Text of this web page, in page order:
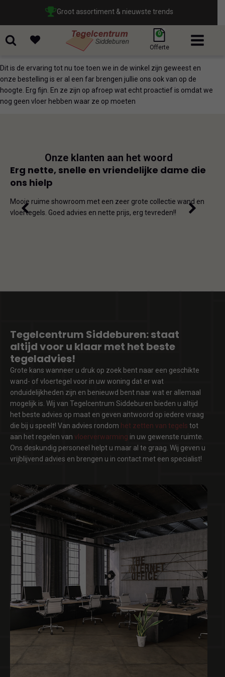
Groot assortiment & nieuwste trends
0
Offerte
Dit is de ervaring tot nu toe toen we in de winkel zijn geweest en
onze bestelling is er al een far brengen jullie ons ook van op de
hoogte. Erg fijn. En ze zijn op afroep wat echt proactief is omdat we
nog geen vloer hebben waar ze op moeten
Onze klanten aan het woord
Erg nette, snelle en vriendelijke dame die
ons hielp
Mooie ruime showroom met een zeer grote collectie wand en
vloertegels. Goed advies en nette prijs, erg tevreden!!
Tegelcentrum Siddeburen: staat
altijd voor u klaar met het beste
tegeladvies!
Grote kans wanneer u druk op zoek bent naar een geschikte
wand- of vloertegel voor in uw woning dat er wat
onduidelijkheden zijn en benieuwd bent naar wat er allemaal
mogelijk is. Wij van Tegelcentrum Siddeburen bieden u altijd
het beste advies op maat en geven antwoord op iedere vraag
die bij u speelt! Van advies rondom het zetten van tegels tot
aan het regelen van vloerverwarming in uw gewenste ruimte.
Ons deskundig personeel helpt u maar al te graag. Wij geven u
vrijblijvend advies en brengen u in contact met een specialist!